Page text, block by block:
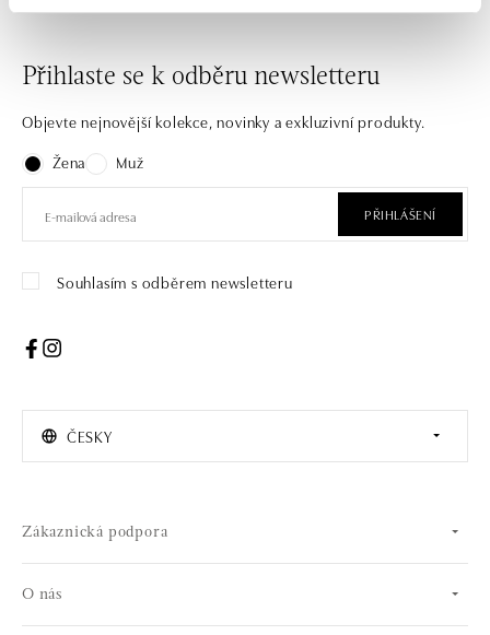
Přihlaste se k odběru newsletteru
Objevte nejnovější kolekce, novinky a exkluzivní produkty.
Žena
Muž
PŘIHLÁŠENÍ
Souhlasím s odběrem newsletteru
ČESKY
Zákaznická podpora
O nás